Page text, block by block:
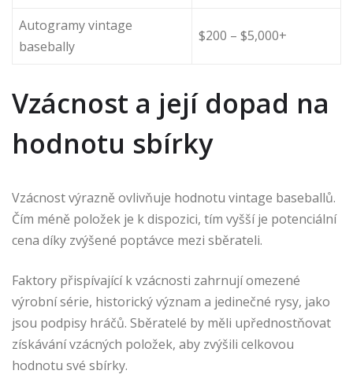
Autogramy vintage
basebally
$200 – $5,000+
Vzácnost a její dopad na
hodnotu sbírky
Vzácnost výrazně ovlivňuje hodnotu vintage baseballů.
Čím méně položek je k dispozici, tím vyšší je potenciální
cena díky zvýšené poptávce mezi sběrateli.
Faktory přispívající k vzácnosti zahrnují omezené
výrobní série, historický význam a jedinečné rysy, jako
jsou podpisy hráčů. Sběratelé by měli upřednostňovat
získávání vzácných položek, aby zvýšili celkovou
hodnotu své sbírky.